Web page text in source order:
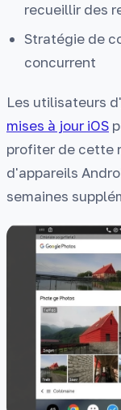
recueillir des
Stratégie de
concurrent
Les utilisateurs d'
mises à jour iOS
profiter de cette
d'appareils
semaines